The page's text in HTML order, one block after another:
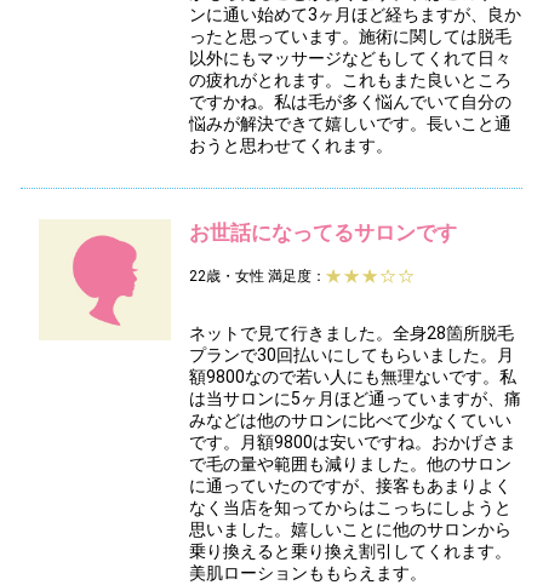
ンに通い始めて3ヶ月ほど経ちますが、良か
ったと思っています。施術に関しては脱毛
以外にもマッサージなどもしてくれて日々
の疲れがとれます。これもまた良いところ
ですかね。私は毛が多く悩んでいて自分の
悩みが解決できて嬉しいです。長いこと通
おうと思わせてくれます。
お世話になってるサロンです
22歳・女性 満足度：
ネットで見て行きました。全身28箇所脱毛
プランで30回払いにしてもらいました。月
額9800なので若い人にも無理ないです。私
は当サロンに5ヶ月ほど通っていますが、痛
みなどは他のサロンに比べて少なくていい
です。月額9800は安いですね。おかげさま
で毛の量や範囲も減りました。他のサロン
に通っていたのですが、接客もあまりよく
なく当店を知ってからはこっちにしようと
思いました。嬉しいことに他のサロンから
乗り換えると乗り換え割引してくれます。
美肌ローションももらえます。